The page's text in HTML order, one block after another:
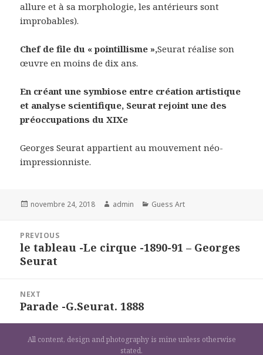
allure et à sa morphologie, les antérieurs sont
improbables).
Chef de file du « pointillisme »,Seurat réalise son
œuvre en moins de dix ans.
En créant une symbiose entre création artistique
et analyse scientifique, Seurat rejoint une des
préoccupations du XIXe
Georges Seurat appartient au mouvement néo-
impressionniste.
Posted
novembre 24, 2018 Author
admin Categories
Guess Art
l’article
PREVIOUS
Previous
post:
le tableau -Le cirque -1890-91 – Georges
Seurat
NEXT
Next
Parade -G.Seurat. 1888
All content, design and photography is mine unless otherwise
stated.